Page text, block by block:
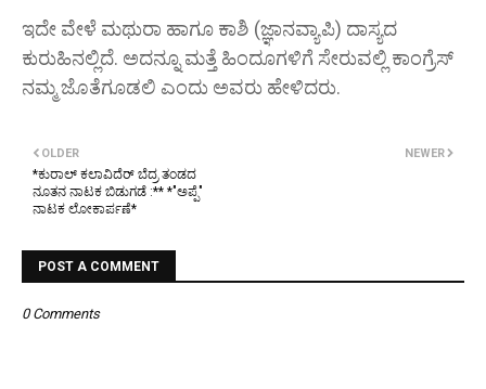
ಇದೇ ವೇಳೆ ಮಥುರಾ ಹಾಗೂ ಕಾಶಿ (ಜ್ಞಾನವ್ಯಾಪಿ) ದಾಸ್ಯದ
ಕುರುಹಿನಲ್ಲಿದೆ. ಅದನ್ನೂ ಮತ್ತೆ ಹಿಂದೂಗಳಿಗೆ ಸೇರುವಲ್ಲಿ ಕಾಂಗ್ರೆಸ್
ನಮ್ಮ ಜೊತೆಗೂಡಲಿ ಎಂದು ಅವರು ಹೇಳಿದರು.
NEWER
OLDER
*ಕುರಾಲ್ ಕಲಾವಿದೆರ್ ಬೆದ್ರ ತಂಡದ
ನೂತನ ನಾಟಕ ಬಿಡುಗಡೆ :** *"ಅಪ್ಪೆ"
ನಾಟಕ ಲೋಕಾರ್ಪಣೆ*
POST A COMMENT
0 Comments